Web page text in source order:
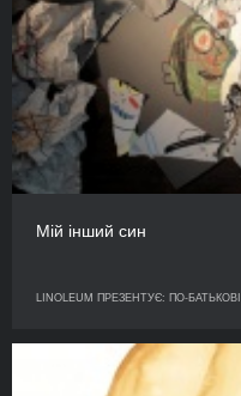
Мій інший син
LINOLEUM ПРЕЗЕНТУЄ: ПО-БАТЬКОВІ